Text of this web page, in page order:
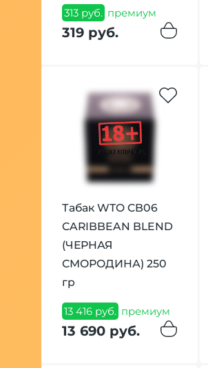
313 руб. премиум
319 руб.
Табак WTO CB06
CARIBBEAN BLEND
(ЧЕРНАЯ
СМОРОДИНА) 250
гр
13 416 руб. премиум
13 690 руб.